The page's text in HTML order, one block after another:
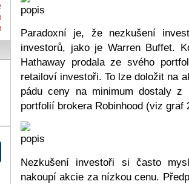
Paradoxní je, že nezkušení
investorů, jako je Warren Buffet.
Hathaway prodala ze svého
retailoví investoři. To lze doložit na
pádu ceny na minimum dostaly
portfolií brokera Robinhood (viz graf
Nezkušení investoři si často
nakoupí akcie za nízkou cenu.